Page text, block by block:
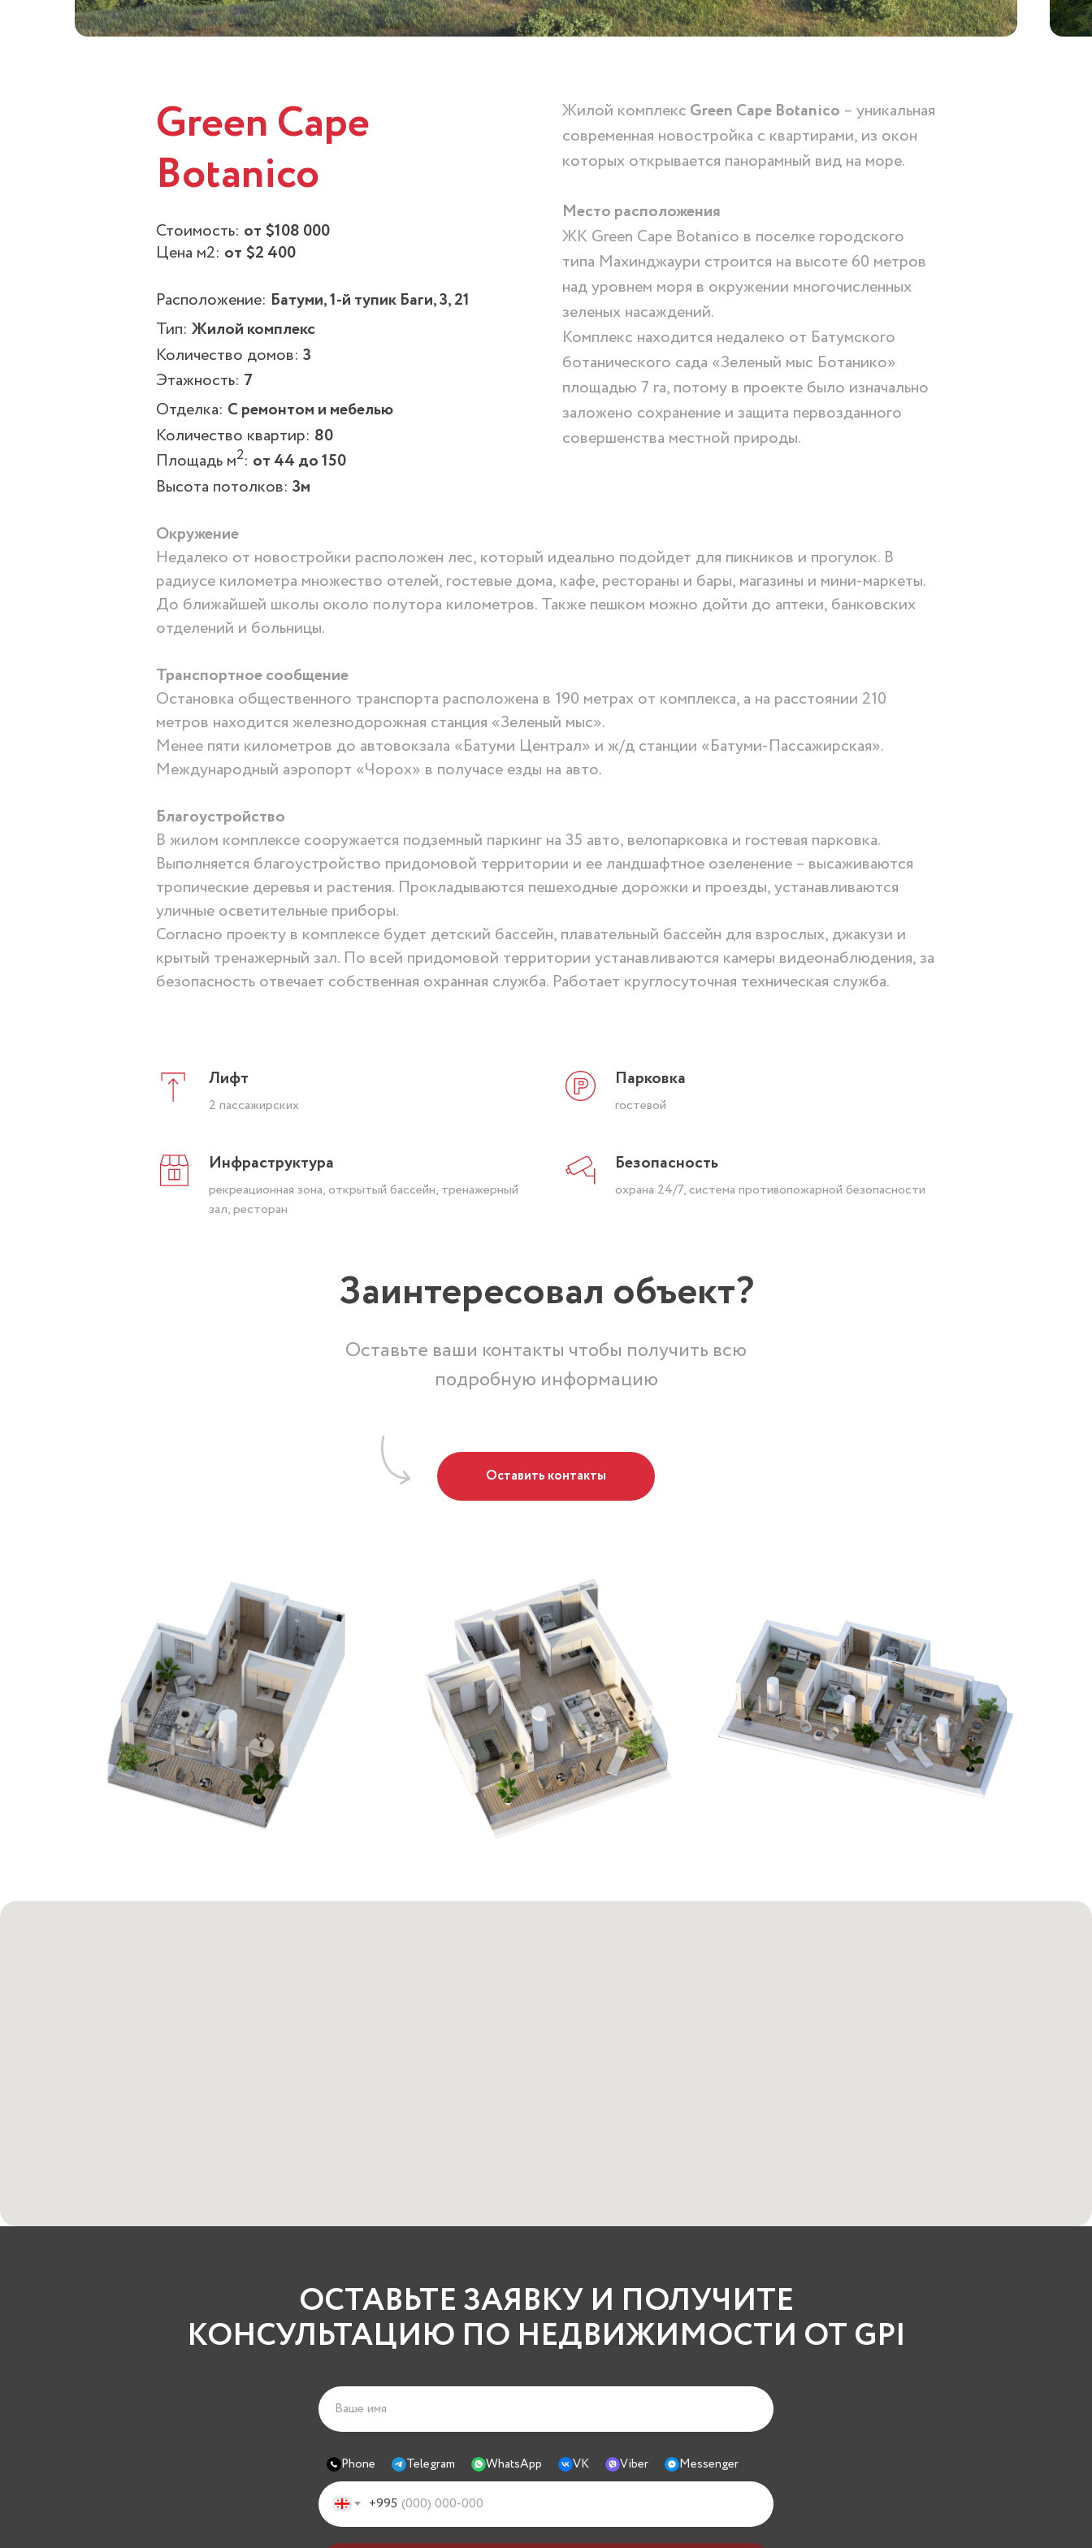
Green Cape
Botanico
Стоимость: от $108 000
Цена м2: от $2 400
Расположение: Батуми, 1-й тупик Баги, 3, 21
Тип: Жилой комплекс
Количество домов: 3
Этажность: 7
Отделка: С ремонтом и мебелью
Количество квартир: 80
Площадь м2: от 44 до 150
Высота потолков: 3м
Жилой комплекс Green Cape Botanico – уникальная
современная новостройка с квартирами, из окон
которых открывается панорамный вид на море.
Место расположения
ЖК Green Cape Botanico в поселке городского
типа Махинджаури строится на высоте 60 метров
над уровнем моря в окружении многочисленных
зеленых насаждений.
Комплекс находится недалеко от Батумского
ботанического сада «Зеленый мыс Ботанико»
площадью 7 га, потому в проекте было изначально
заложено сохранение и защита первозданного
совершенства местной природы.
Окружение
Недалеко от новостройки расположен лес, который идеально подойдет для пикников и прогулок. В
радиусе километра множество отелей, гостевые дома, кафе, рестораны и бары, магазины и мини-маркеты.
До ближайшей школы около полутора километров. Также пешком можно дойти до аптеки, банковских
отделений и больницы.
Транспортное сообщение
Остановка общественного транспорта расположена в 190 метрах от комплекса, а на расстоянии 210
метров находится железнодорожная станция «Зеленый мыс».
Менее пяти километров до автовокзала «Батуми Централ» и ж/д станции «Батуми-Пассажирская».
Международный аэропорт «Чорох» в получасе езды на авто.
Благоустройство
В жилом комплексе сооружается подземный паркинг на 35 авто, велопарковка и гостевая парковка.
Выполняется благоустройство придомовой территории и ее ландшафтное озеленение – высаживаются
тропические деревья и растения. Прокладываются пешеходные дорожки и проезды, устанавливаются
уличные осветительные приборы.
Согласно проекту в комплексе будет детский бассейн, плавательный бассейн для взрослых, джакузи и
крытый тренажерный зал. По всей придомовой территории устанавливаются камеры видеонаблюдения, за
безопасность отвечает собственная охранная служба. Работает круглосуточная техническая служба.
Лифт
2 пассажирских
Парковка
гостевой
Инфраструктура
рекреационная зона, открытый бассейн, тренажерный
зал, ресторан
Безопасность
охрана 24/7, система противопожарной безопасности
Заинтересовал объект?
Оставьте ваши контакты чтобы получить всю
подробную информацию
Оставить контакты
ОСТАВЬТЕ ЗАЯВКУ И ПОЛУЧИТЕ
КОНСУЛЬТАЦИЮ ПО НЕДВИЖИМОСТИ ОТ GPI
Phone Telegram WhatsApp VK Viber Messenger
+995